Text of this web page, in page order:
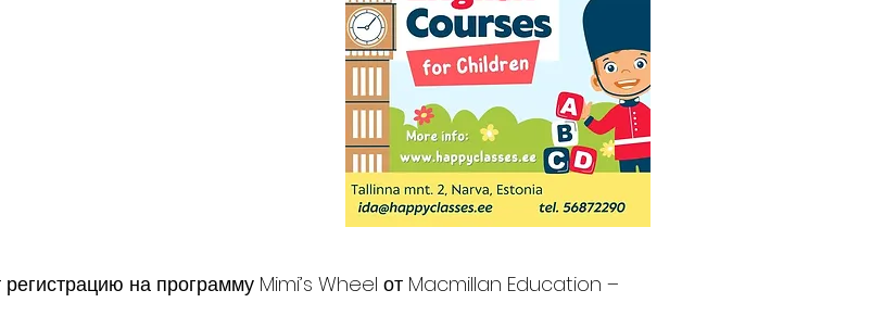
на программу Mimi’s Wheel от Macmillan Education –